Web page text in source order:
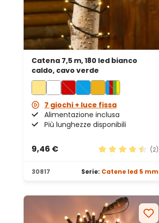
Catena 7,5 m, 180 led bianco
caldo, cavo verde
7 giochi + luce fissa
Alimentazione inclusa
Più lunghezze disponibili
9,46 €
(2)
30817 Serie: Catene led 5 mm